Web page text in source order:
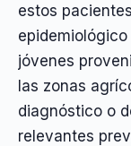
estos
jóvenes
las zonas
diagnóstico o
relevantes